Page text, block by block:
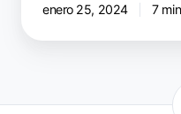
enero 25, 2024 7